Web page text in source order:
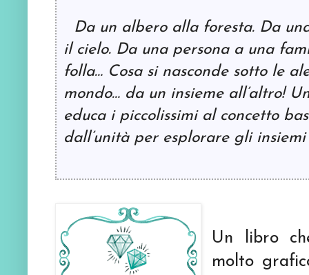
Da un albero alla foresta. Da
il cielo. Da una persona a una
folla… Cosa si nasconde sotto le
mondo… da un insieme all’altro!
educa i piccolissimi al concetto
dall’unità per esplorare gli
Un libro
molto